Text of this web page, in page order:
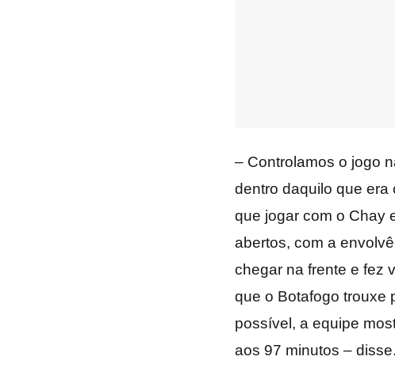
– Controlamos o jogo
dentro daquilo que era
que jogar com o Chay
abertos, com a
chegar na frente e fez
que o Botafogo trouxe
possível, a equipe
aos 97 minutos – disse.